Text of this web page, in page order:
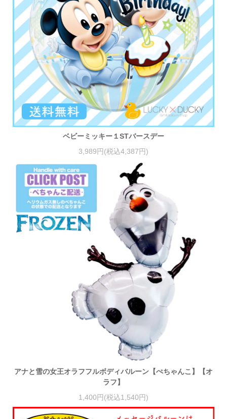
ベビーミッキー１STバースデー
3,989円(税込4,387円)
アナと雪の女王オラフフルボディバルーン【ぺちゃんこ】【オ
ラフ】
1,400円(税込1,540円)